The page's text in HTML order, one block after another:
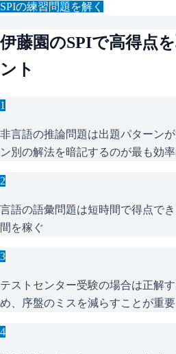
SPIの練習問題を解く
伊藤園のSPIで高得点
ント
1
非言語の推論問題は出題パターン
ン別の解法を暗記するのが最も効
2
言語の語彙問題は短時間で得点で
間を稼ぐ
3
テストセンター受験の場合は正解
め、序盤のミスを減らすことが重要
4